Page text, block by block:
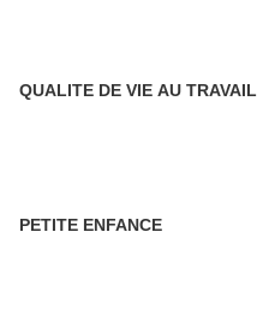
QUALITE DE VIE AU TRAVAIL
PETITE ENFANCE